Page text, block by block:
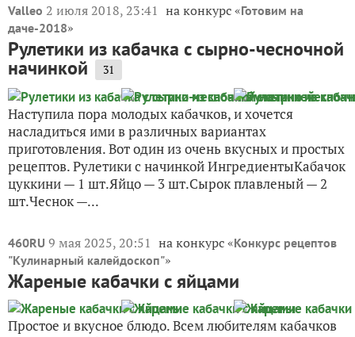
Valleo 2 июля 2018, 23:41 на конкурс «Готовим на
даче-2018»
Рулетики из кабачка с сырно-чесночной
начинкой 31
Наступила пора молодых кабачков, и хочется
насладиться ими в различных вариантах
приготовления. Вот один из очень вкусных и простых
рецептов. Рулетики с начинкой ИнгредиентыКабачок
цуккини — 1 шт.Яйцо — 3 шт.Сырок плавленый — 2
шт.Чеснок —...
460RU 9 мая 2025, 20:51 на конкурс «Конкурс рецептов
"Кулинарный калейдоскоп"»
Жареные кабачки с яйцами
Простое и вкусное блюдо. Всем любителям кабачков